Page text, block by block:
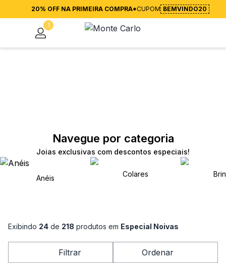
20% OFF NA PRIMEIRA COMPRA*CUPOM BEMVINDO20
1
Navegue por categoria
Joias exclusivas com descontos especiais!
Anéis Colares
Exibindo 24 de 218 produtos em Especial Noivas
Filtrar Ordenar